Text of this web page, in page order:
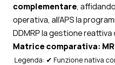
complementare,
operativa, all’APS la
DDMRP la gestione reattiva
Matrice comparativa:
Legenda: ✔ Funzione nativa